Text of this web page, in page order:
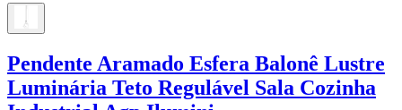
Pendente Aramado Esfera Balonê Lustre
Luminária Teto Regulável Sala Cozinha